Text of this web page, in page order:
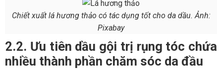
Chiết xuất lá hương thảo có tác dụng tốt cho da dầu. Ảnh:
Pixabay
2.2. Ưu tiên dầu gội trị rụng tóc chứa
nhiều thành phần chăm sóc da đầu